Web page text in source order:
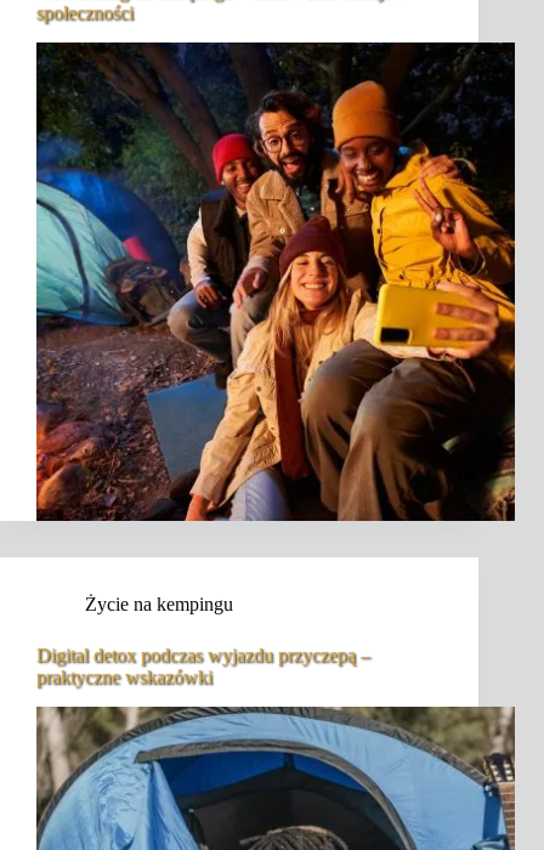
społeczności
Życie na kempingu
Digital detox podczas wyjazdu przyczepą –
praktyczne wskazówki